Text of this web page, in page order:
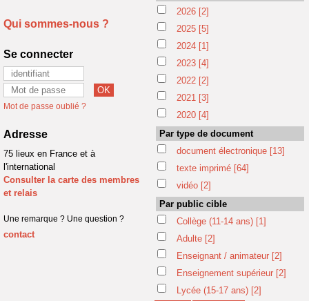
Qui sommes-nous ?
Se connecter
Mot de passe oublié ?
Adresse
75 lieux en France et à
l'international
Consulter la carte des membres
et relais
Une remarque ? Une question ?
contact
2026 [2]
2025 [5]
2024 [1]
2023 [4]
2022 [2]
2021 [3]
2020 [4]
Par type de document
document électronique [13]
texte imprimé [64]
vidéo [2]
Par public cible
Collège (11-14 ans) [1]
Adulte [2]
Enseignant / animateur [2]
Enseignement supérieur [2]
Lycée (15-17 ans) [2]